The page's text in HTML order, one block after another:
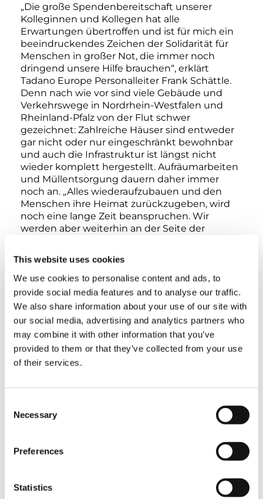
This website uses cookies
We use cookies to personalise content and ads, to
provide social media features and to analyse our traffic.
We also share information about your use of our site with
our social media, advertising and analytics partners who
may combine it with other information that you’ve
provided to them or that they’ve collected from your use
of their services.
Selection
Necessary
Preferences
Statistics
„Die große Spendenbereitschaft unserer
Kolleginnen und Kollegen hat alle
Erwartungen übertroffen und ist für mich ein
beeindruckendes Zeichen der Solidarität für
Menschen in großer Not, die immer noch
dringend unsere Hilfe brauchen“, erklärt
Tadano Europe Personalleiter Frank Schättle.
Denn nach wie vor sind viele Gebäude und
Verkehrswege in Nordrhein-Westfalen und
Rheinland-Pfalz von der Flut schwer
gezeichnet: Zahlreiche Häuser sind entweder
gar nicht oder nur eingeschränkt bewohnbar
und auch die Infrastruktur ist längst nicht
wieder komplett hergestellt. Aufräumarbeiten
und Müllentsorgung dauern daher immer
noch an. „Alles wiederaufzubauen und den
Menschen ihre Heimat zurückzugeben, wird
noch eine lange Zeit beanspruchen. Wir
werden aber weiterhin an der Seite der
es nötig ist“ betont Manuela Roßbach,
Vorständin von „Aktion Deutschland Hilft“. „In
Anbetracht der Situation vor Ort war es uns
daher besonders wichtig, unsere Spende noch
in diesem Jahr zu überreichen“, erklärt Jens
Ennen, Präsident & CEO – Tadano Faun GmbH
& Tadano Demag GmbH.
Die kommt zu Beginn der harten
Wintermonate gerade zur rechten Zeit und
die nach wie vor große Not an Ahr und Erft zu
lindern. Dafür sind wir und vor allem natürlich
dankbar.“